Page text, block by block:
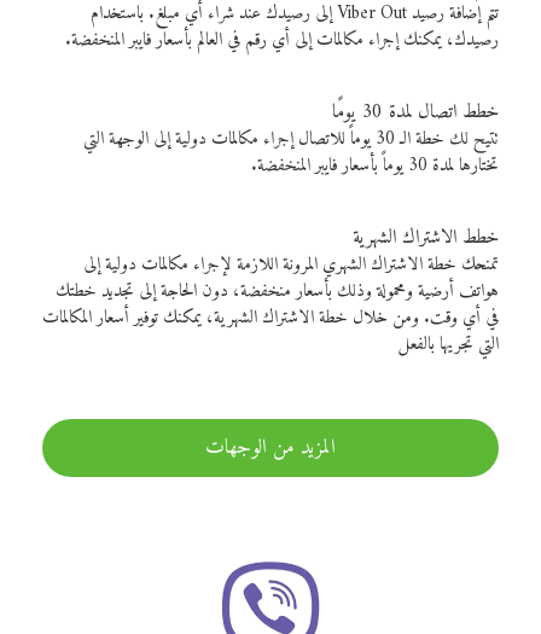
تتم إضافة رصيد Viber Out إلى رصيدك عند شراء أي مبلغ. باستخدام
رصيدك، يمكنك إجراء مكالمات إلى أي رقم في العالم بأسعار فايبر المنخفضة.
خطط اتصال لمدة 30 يومًا
تتيح لك خطة الـ 30 يوماً للاتصال إجراء مكالمات دولية إلى الوجهة التي
تختارها لمدة 30 يوماً بأسعار فايبر المنخفضة.
خطط الاشتراك الشهرية
تمنحك خطة الاشتراك الشهري المرونة اللازمة لإجراء مكالمات دولية إلى
هواتف أرضية ومحمولة وذلك بأسعار منخفضة، دون الحاجة إلى تجديد خطتك
في أي وقت. ومن خلال خطة الاشتراك الشهرية، يمكنك توفير أسعار المكالمات
التي تجريها بالفعل
المزيد من الوجهات